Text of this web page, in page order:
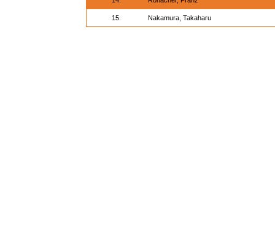
15. Nakamura, Takaharu